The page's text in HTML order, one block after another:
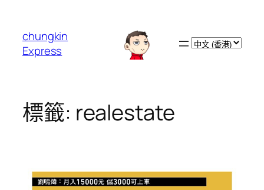
chungkin
Express
Choose
標籤: realestate